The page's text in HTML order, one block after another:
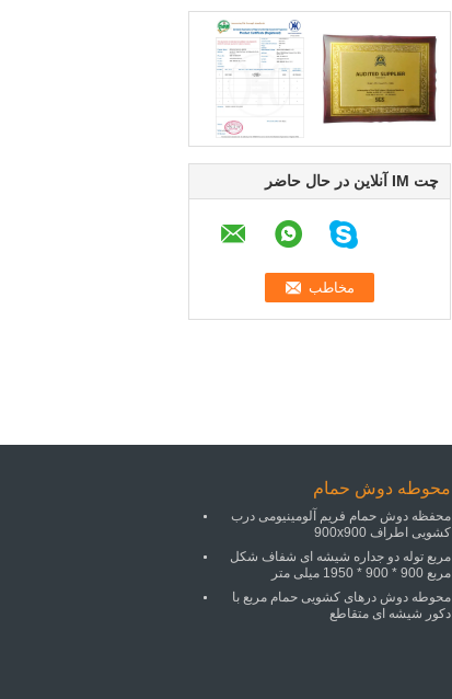
چت IM آنلاین در حال حاضر
محوطه دوش حمام
محفظه دوش حمام فریم آلومینیومی درب
کشویی اطراف 900x900
مربع توله دو جداره شیشه ای شفاف شکل
مربع 900 * 900 * 1950 میلی متر
محوطه دوش درهای کشویی حمام مربع با
دکور شیشه ای متقاطع